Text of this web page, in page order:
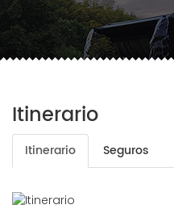
Itinerario
Itinerario Seguros